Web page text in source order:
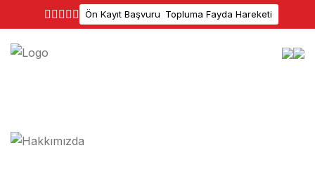
Ön Kayıt Başvuru Topluma Fayda Hareketi